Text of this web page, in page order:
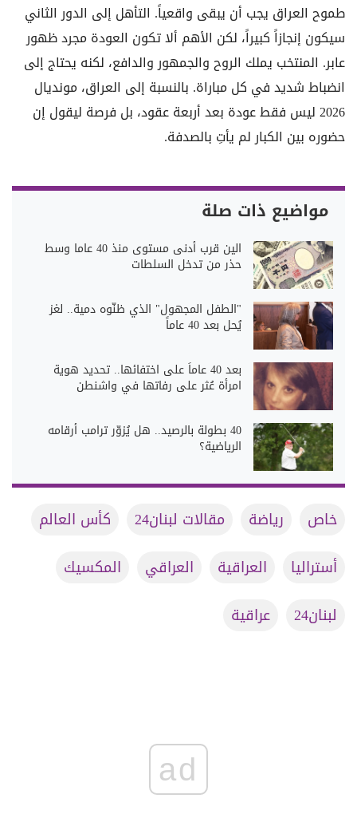
طموح العراق يجب أن يبقى واقعياً. التأهل إلى الدور الثاني
سيكون إنجازاً كبيراً، لكن الأهم ألا تكون العودة مجرد ظهور
عابر. المنتخب يملك الروح والجمهور والدافع، لكنه يحتاج إلى
انضباط شديد في كل مباراة. بالنسبة إلى العراق، مونديال
2026 ليس فقط عودة بعد أربعة عقود، بل فرصة ليقول إن
حضوره بين الكبار لم يأتِ بالصدفة.
مواضيع ذات صلة
الين قرب أدنى مستوى منذ 40 عاما وسط
حذر من تدخل السلطات
"الطفل المجهول" الذي ظنّوه دمية.. لغز
يُحل بعد 40 عاماً
بعد 40 عاماً على اختفائها.. تحديد هوية
امرأة عُثر على رفاتها في واشنطن
40 بطولة بالرصيد.. هل يُزوّر ترامب أرقامه
الرياضية؟
خاص رياضة مقالات لبنان24
كأس العالم
أستراليا
العراقية العراقي
المكسيك
لبنان24
عراقية
ad